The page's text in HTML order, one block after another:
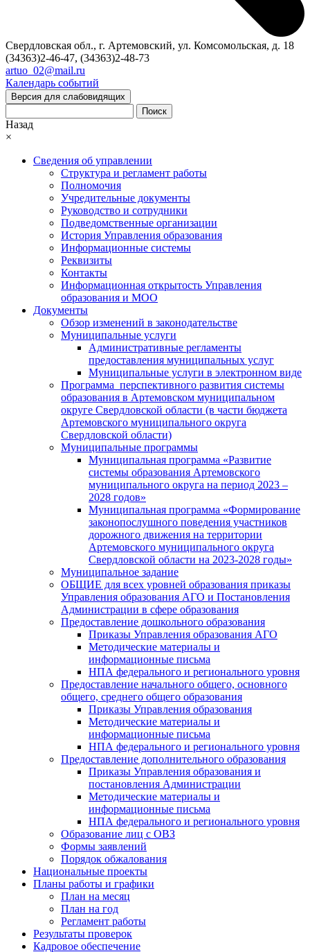
Свердловская обл., г. Артемовский, ул. Комсомольская, д. 18
(34363)2-46-47, (34363)2-48-73
artuo_02@mail.ru
Календарь событий
Версия для слабовидящих
Поиск
Назад
×
Сведения об управлении
Структура и регламент работы
Полномочия
Учредительные документы
Руководство и сотрудники
Подведомственные организации
История Управления образования
Информационные системы
Реквизиты
Контакты
Информационная открытость Управления
образования и МОО
Документы
Обзор изменений в законодательстве
Муниципальные услуги
Административные регламенты
предоставления муниципальных услуг
Муниципальные услуги в электронном виде
Программа перспективного развития системы
образования в Артемовском муниципальном
округе Свердловской области (в части бюджета
Артемовского муниципального округа
Свердловской области)
Муниципальные программы
Муниципальная программа «Развитие
системы образования Артемовского
муниципального округа на период 2023 –
2028 годов»
Муниципальная программа «Формирование
законопослушного поведения участников
дорожного движения на территории
Артемовского муниципального округа
Свердловской области на 2023-2028 годы»
Муниципальное задание
ОБЩИЕ для всех уровней образования приказы
Управления образования АГО и Постановления
Администрации в сфере образования
Предоставление дошкольного образования
Приказы Управления образования АГО
Методические материалы и
информационные письма
НПА федерального и регионального уровня
Предоставление начального общего, основного
общего, среднего общего образования
Приказы Управления образования
Методические материалы и
информационные письма
НПА федерального и регионального уровня
Предоставление дополнительного образования
Приказы Управления образования и
постановления Администрации
Методические материалы и
информационные письма
НПА федерального и регионального уровня
Образование лиц с ОВЗ
Формы заявлений
Порядок обжалования
Национальные проекты
Планы работы и графики
План на месяц
План на год
Регламент работы
Результаты проверок
Кадровое обеспечение